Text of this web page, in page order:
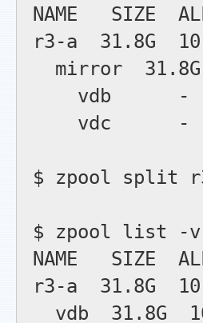
NAME   SIZE
r3-a  31.8G
mirror
vdb      -
vdc      -
$ zpool split r3-
$ zpool list -v 　
NAME   SIZE
r3-a  31.8G